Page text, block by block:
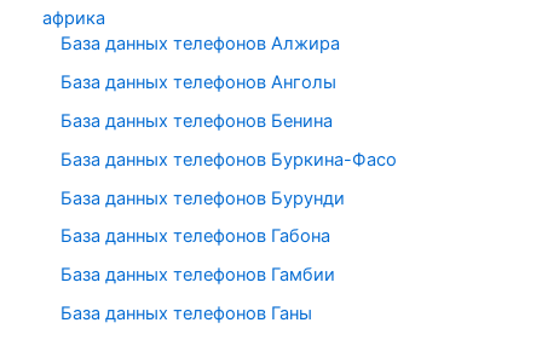
африка
База данных телефонов Алжира
База данных телефонов Анголы
База данных телефонов Бенина
База данных телефонов Буркина-Фасо
База данных телефонов Бурунди
База данных телефонов Габона
База данных телефонов Гамбии
База данных телефонов Ганы